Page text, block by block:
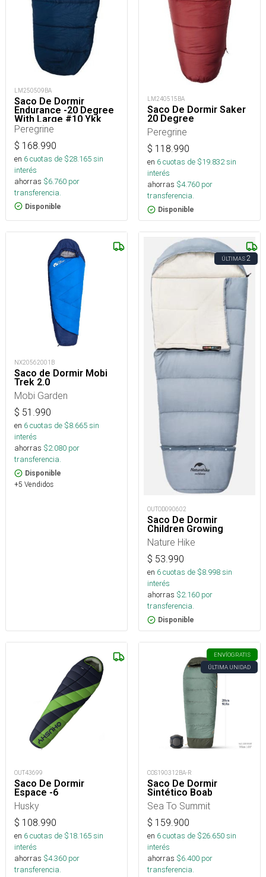
LM250509BA
Saco De Dormir
Endurance -20 Degree
With Large #10 Ykk
Zipper
Peregrine
$ 168.990
en 6cuotas de $28.165sin
interés
ahorras $6.760 por
transferencia.
Disponible
LM240515BA
Saco De Dormir Saker
20 Degree
Peregrine
$ 118.990
en 6cuotas de $19.832sin
interés
ahorras $4.760 por
transferencia.
Disponible
NX20562001B
Saco de Dormir Mobi
Trek 2.0
Mobi Garden
$ 51.990
en 6cuotas de $8.665sin
interés
ahorras $2.080 por
transferencia.
Disponible
+5 Vendidos
ÚLTIMAS2
OUTOD090602
Saco De Dormir
Children Growing
Nature Hike
$ 53.990
en 6cuotas de $8.998sin
interés
ahorras $2.160 por
transferencia.
Disponible
OUT43699
Saco De Dormir
Espace -6
Husky
$ 108.990
en 6cuotas de $18.165sin
interés
ahorras $4.360 por
transferencia.
ENVÍOGRATIS
ÚLTIMA UNIDAD
COS190312BA-R
Saco De Dormir
Sintético Boab
Sea To Summit
$ 159.900
en 6cuotas de $26.650sin
interés
ahorras $6.400 por
transferencia.